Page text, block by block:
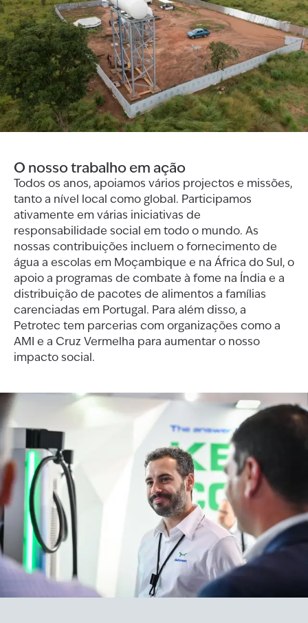
O nosso trabalho em ação
Todos os anos, apoiamos vários projectos e missões,
tanto a nível local como global. Participamos
ativamente em várias iniciativas de
responsabilidade social em todo o mundo. As
nossas contribuições incluem o fornecimento de
água a escolas em Moçambique e na África do Sul, o
apoio a programas de combate à fome na Índia e a
distribuição de pacotes de alimentos a famílias
carenciadas em Portugal. Para além disso, a
Petrotec tem parcerias com organizações como a
AMI e a Cruz Vermelha para aumentar o nosso
impacto social.